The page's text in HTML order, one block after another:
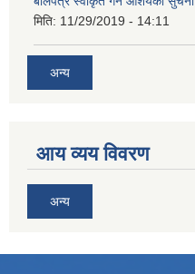
मिति: 11/29/2019 - 14:11
अन्य
आय व्यय विवरण
अन्य